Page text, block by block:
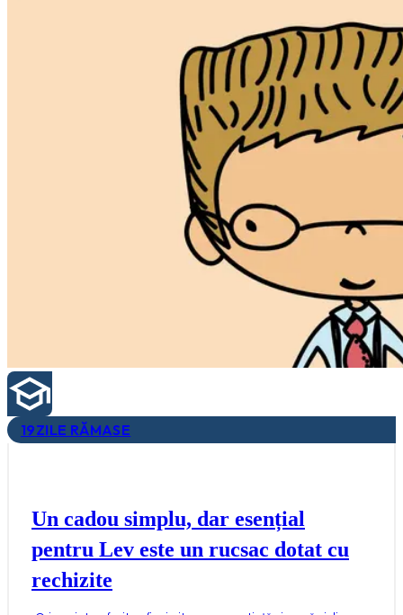
19ZILE RĂMASE
Un cadou simplu, dar esențial
pentru Lev este un rucsac dotat cu
rechizite